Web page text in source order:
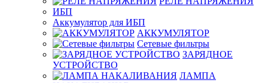
ИБП
Аккумулятор для ИБП
АККУМУЛЯТОР
Сетевые фильтры
ЗАРЯДНОЕ
УСТРОЙСТВО
ЛАМПА